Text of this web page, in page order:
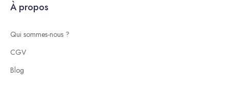
À propos
Qui sommes-nous ?
CGV
Blog